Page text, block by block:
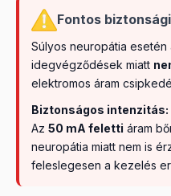
Fontos
Súlyos neuropátia
idegvégződések miatt
elektromos áram
Biztonságos intenzitás:
Az 50 mA feletti áram
neuropátia miatt nem is
feleslegesen a kezelés